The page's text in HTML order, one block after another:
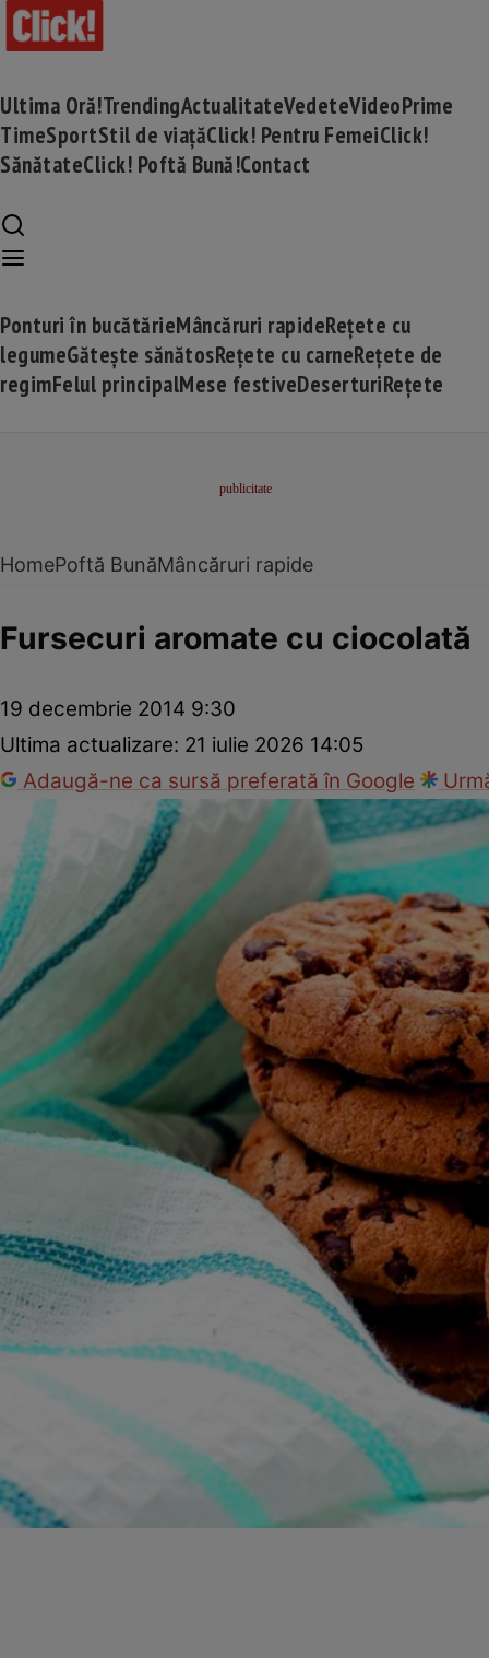
Ultima Oră!TrendingActualitateVedeteVideoPrime
TimeSportStil de viațăClick! Pentru FemeiClick!
SănătateClick! Poftă Bună!Contact
Ponturi în bucătărieMâncăruri rapideRețete cu
legumeGătește sănătosRețete cu carneRețete de
regimFelul principalMese festiveDeserturiRețete
HomePoftă BunăMâncăruri rapide
Fursecuri aromate cu ciocolată
19 decembrie 2014 9:30
Ultima actualizare: 21 iulie 2026 14:05
Adaugă-ne ca sursă preferată în Google